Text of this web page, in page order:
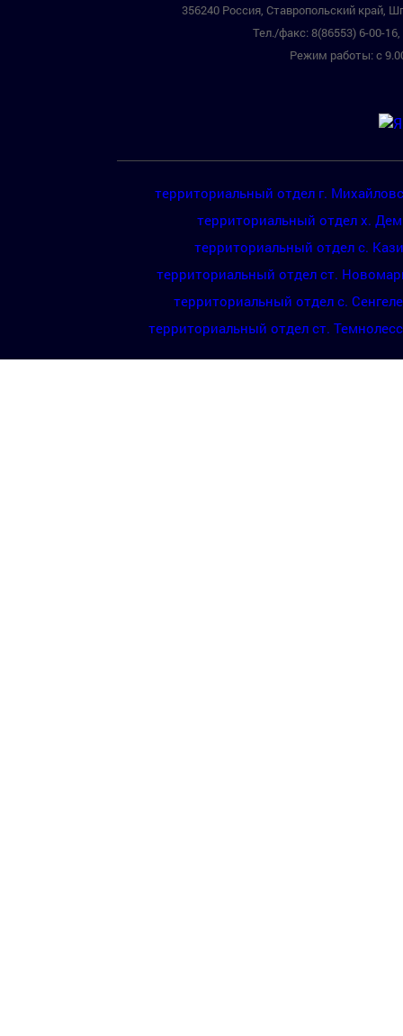
356240 Россия, Ставропольский край,
Тел./факс: 8(86553) 6-00-
Режим работы: с
территориальный отдел г.
территориальный отдел х.
территориальный отдел с.
территориальный отдел ст.
территориальный отдел с.
территориальный отдел ст.